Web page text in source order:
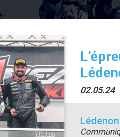
02.05.24